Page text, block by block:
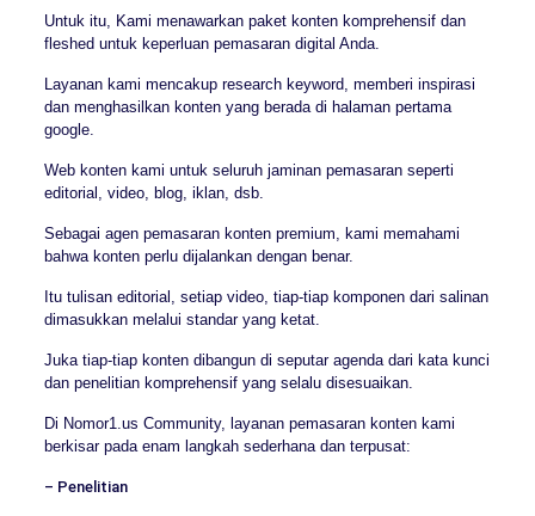
Untuk itu, Kami menawarkan paket konten komprehensif dan
fleshed untuk keperluan pemasaran digital Anda.
Layanan kami mencakup research keyword, memberi inspirasi
dan menghasilkan konten yang berada di halaman pertama
google.
Web konten kami untuk seluruh jaminan pemasaran seperti
editorial, video, blog, iklan, dsb.
Sebagai agen pemasaran konten premium, kami memahami
bahwa konten perlu dijalankan dengan benar.
Itu tulisan editorial, setiap video, tiap-tiap komponen dari salinan
dimasukkan melalui standar yang ketat.
Juka tiap-tiap konten dibangun di seputar agenda dari kata kunci
dan penelitian komprehensif yang selalu disesuaikan.
Di Nomor1.us Community, layanan pemasaran konten kami
berkisar pada enam langkah sederhana dan terpusat:
– Penelitian